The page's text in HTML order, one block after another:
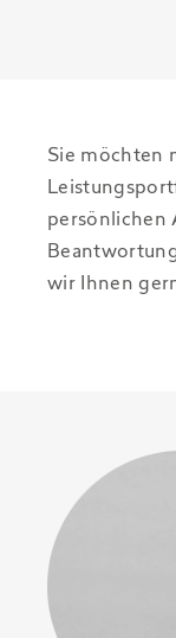
Sie möchten
persönlichen
wir Ihnen